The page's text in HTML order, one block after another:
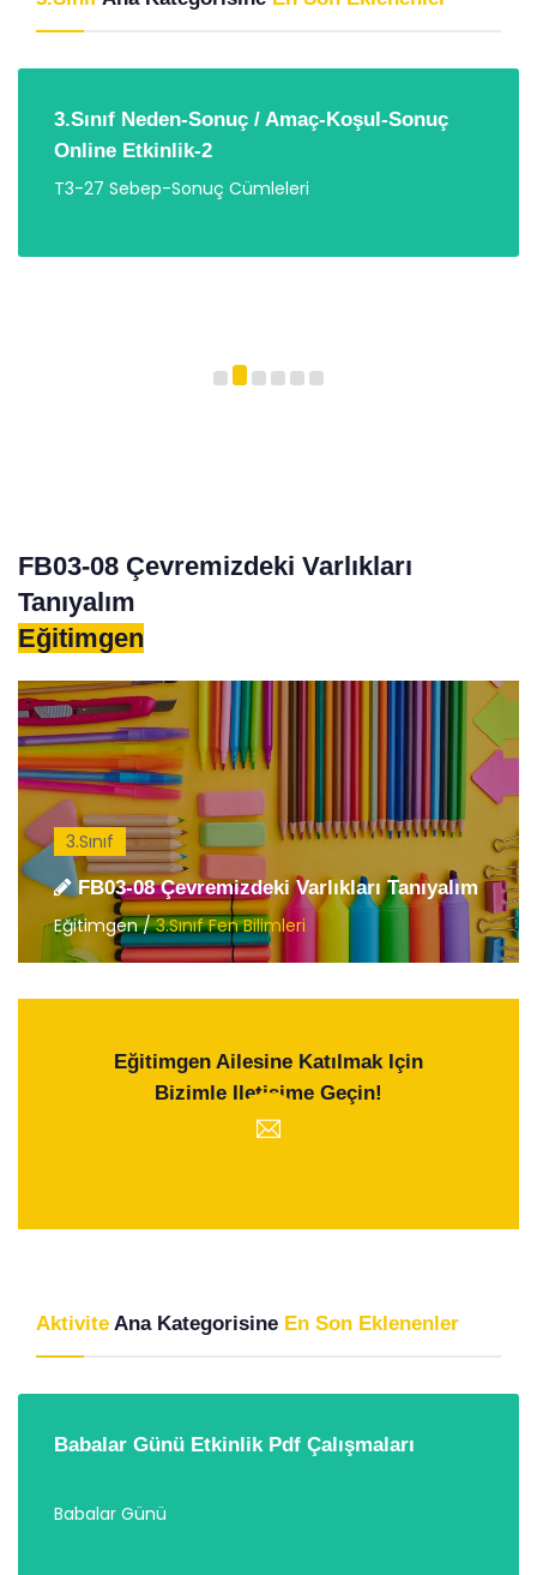
3.Sınıf Neden-Sonuç / Amaç-Koşul-Sonuç
Online Etkinlik-2
T3-27 Sebep-Sonuç Cümleleri
FB03-08 Çevremizdeki Varlıkları
Tanıyalım
Eğitimgen
3.Sınıf
FB03-08 Çevremizdeki Varlıkları Tanıyalım
Eğitimgen /3.Sınıf Fen Bilimleri
Eğitimgen Ailesine Katılmak Için
Bizimle Iletişime Geçin!
Aktivite Ana Kategorisine En Son Eklenenler
Babalar Günü Etkinlik Pdf Çalışmaları
Babalar Günü